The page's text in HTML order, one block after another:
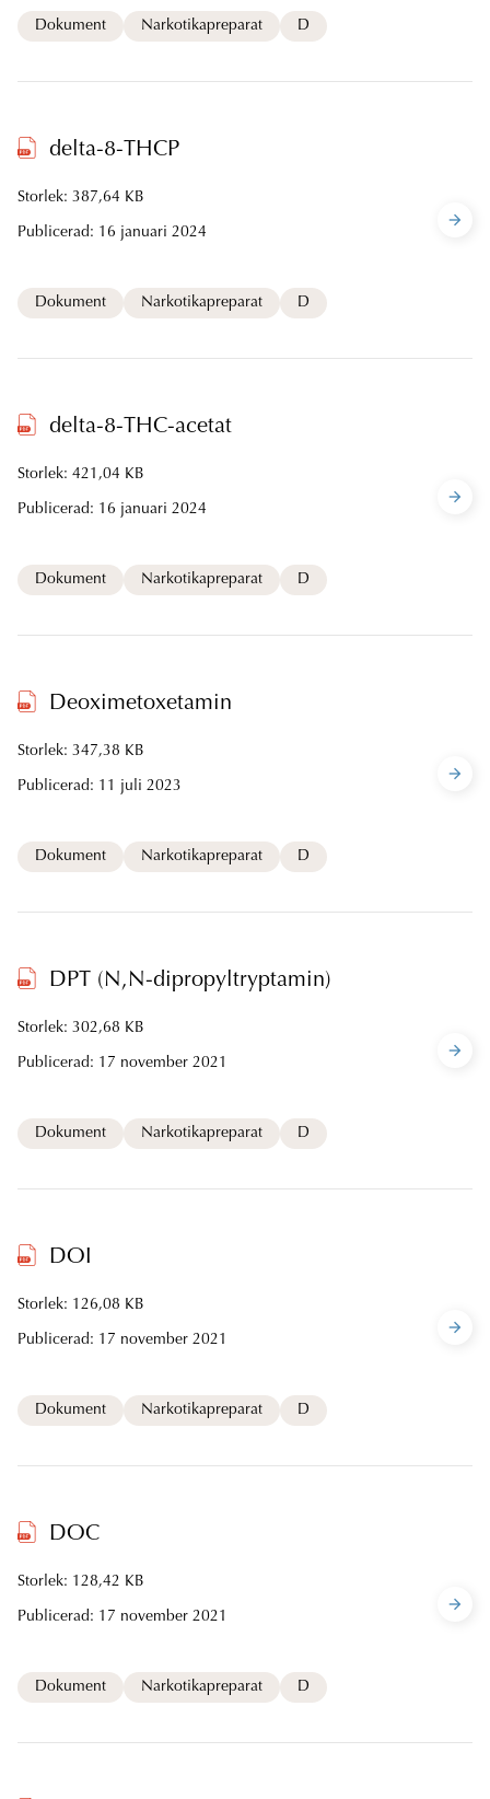
Dokument Narkotikapreparat D
delta-8-THCP
Storlek: 387,64 KB
Publicerad: 16 januari 2024
Dokument Narkotikapreparat D
delta-8-THC-acetat
Storlek: 421,04 KB
Publicerad: 16 januari 2024
Dokument Narkotikapreparat D
Deoximetoxetamin
Storlek: 347,38 KB
Publicerad: 11 juli 2023
Dokument Narkotikapreparat D
DPT (N,N-dipropyltryptamin)
Storlek: 302,68 KB
Publicerad: 17 november 2021
Dokument Narkotikapreparat D
DOI
Storlek: 126,08 KB
Publicerad: 17 november 2021
Dokument Narkotikapreparat D
DOC
Storlek: 128,42 KB
Publicerad: 17 november 2021
Dokument Narkotikapreparat D